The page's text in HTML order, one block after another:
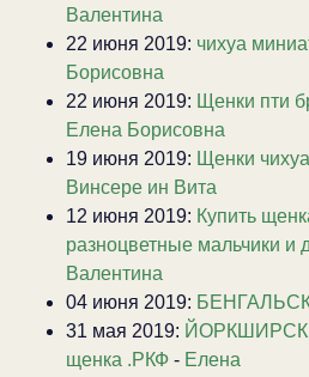
Валентина
22 июня 2019: чихуа
Борисовна
22 июня 2019: Щенки пти
Елена Борисовна
19 июня 2019: Щенки
Винсере ин Вита
12 июня 2019: Купить
разноцветные мальчики и
Валентина
04 июня 2019:
31 мая 2019:
щенка .РКФ - Елена